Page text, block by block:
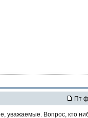
Пт
уважаемые. Вопрос, кто